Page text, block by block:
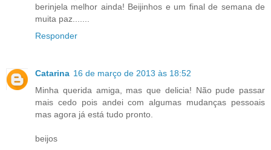
berinjela melhor ainda! Beijinhos e um final de semana de
muita paz.......
Responder
Catarina 16 de março de 2013 às 18:52
Minha querida amiga, mas que delicia! Não pude passar
mais cedo pois andei com algumas mudanças pessoais
mas agora já está tudo pronto.
beijos